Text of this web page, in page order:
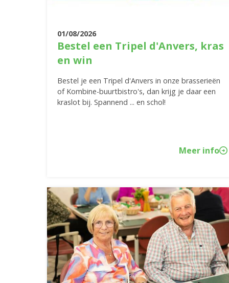
01/08/2026
Bestel een Tripel d'Anvers, kras
en win
Bestel je een Tripel d'Anvers in onze brasserieën
of Kombine-buurtbistro's, dan krijg je daar een
kraslot bij. Spannend ... en schol!
Meer info